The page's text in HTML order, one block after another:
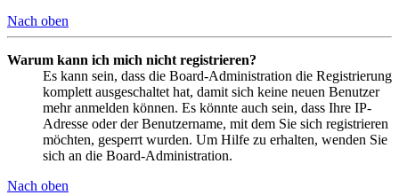
Nach oben
Warum kann ich mich nicht registrieren?
Es kann sein, dass die Board-Administration die Registrierung
komplett ausgeschaltet hat, damit sich keine neuen Benutzer
mehr anmelden können. Es könnte auch sein, dass Ihre IP-
Adresse oder der Benutzername, mit dem Sie sich registrieren
möchten, gesperrt wurden. Um Hilfe zu erhalten, wenden Sie
sich an die Board-Administration.
Nach oben